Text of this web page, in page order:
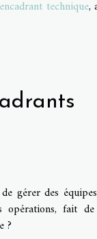
technique,
gérer des
fait de
?